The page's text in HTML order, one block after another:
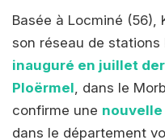
Basée à Locminé (56),
son réseau de stations
inauguré en juillet
Ploërmel, dans le
confirme une
dans le département